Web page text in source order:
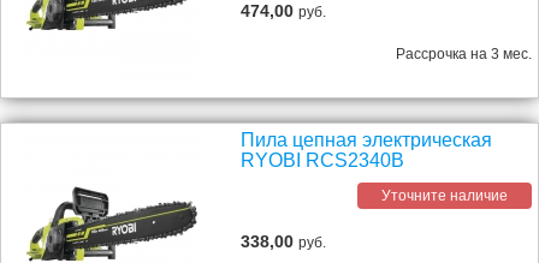
474,00руб.
Рассрочка на 3 мес.
Пила цепная электрическая
RYOBI RCS2340B
Уточните наличие
338,00руб.